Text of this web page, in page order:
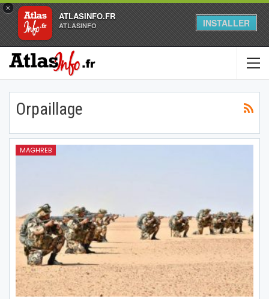
×
ATLASINFO.FR
ATLASINFO INSTALLER
Orpaillage
MAGHREB